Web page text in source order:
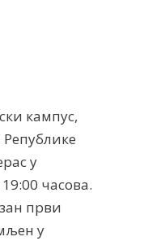
кампус,
Републике
у
часова.
први
у